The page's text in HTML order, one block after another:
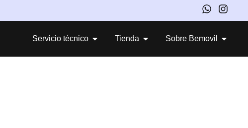
Servicio técnico Tienda Sobre Bemovil